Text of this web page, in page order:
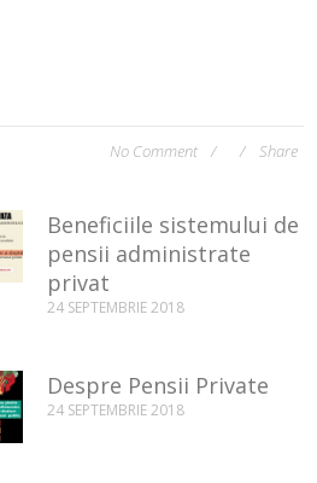
No Comment Share
Beneficiile sistemului de
pensii administrate
privat
24 SEPTEMBRIE 2018
Despre Pensii Private
24 SEPTEMBRIE 2018